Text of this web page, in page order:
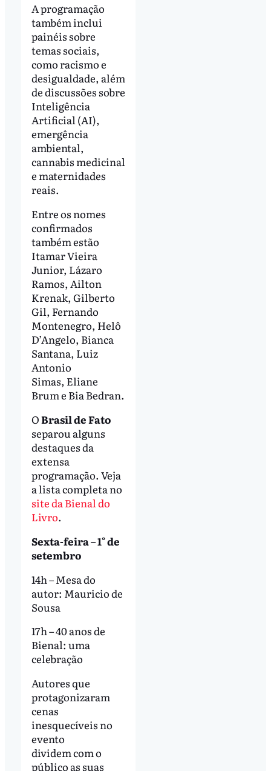
A programação
também inclui
painéis sobre
temas sociais,
como racismo e
desigualdade, além
de discussões sobre
Inteligência
Artificial (AI),
emergência
ambiental,
cannabis medicinal
e maternidades
reais.
Entre os nomes
confirmados
também estão
Itamar Vieira
Junior, Lázaro
Ramos, Ailton
Krenak, Gilberto
Gil, Fernando
Montenegro, Helô
D’Angelo, Bianca
Santana, Luiz
Antonio
Simas, Eliane
Brum e Bia Bedran.
OBrasil de Fato
separou alguns
destaques da
extensa
programação. Veja
a lista completa no
site da Bienal do
Livro.
Sexta-feira – 1° de
setembro
14h – Mesa do
autor: Mauricio de
Sousa
17h – 40 anos de
Bienal: uma
celebração
Autores que
protagonizaram
cenas
inesquecíveis no
evento
dividem com o
público as suas